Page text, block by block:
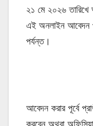
২১ মে ২০২৬
এই অনলাইন আবেদন
পর্যন্ত।
আবেদন করার পূর্বে
করবেন অথবা